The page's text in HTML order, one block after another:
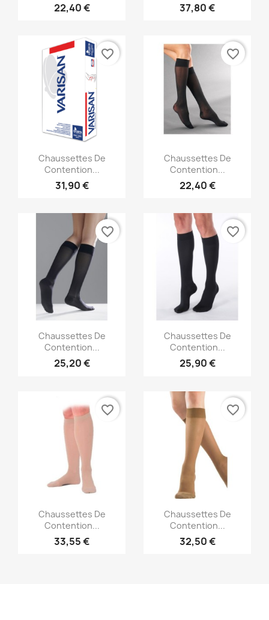
22,40 € 37,80 €
Aperçu rapide
Chaussettes De
Contention...
31,90 €
favorite_border
Aperçu rapide
Chaussettes De
Contention...
22,40 €
favorite_border
Aperçu rapide
Chaussettes De
Contention...
25,20 €
favorite_border
Aperçu rapide
Chaussettes De
Contention...
25,90 €
favorite_border
Aperçu rapide
Chaussettes De
Contention...
33,55 €
favorite_border
Aperçu rapide
Chaussettes De
Contention...
32,50 €
favorite_border